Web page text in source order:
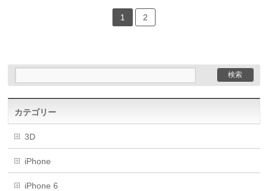
1 2
カテゴリー
3D
iPhone
iPhone 6